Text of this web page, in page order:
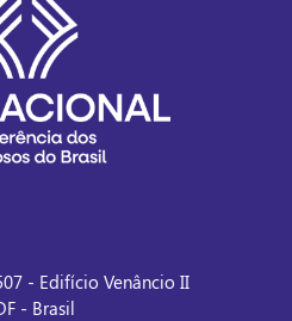
- Edifício Venâncio II
- Brasil